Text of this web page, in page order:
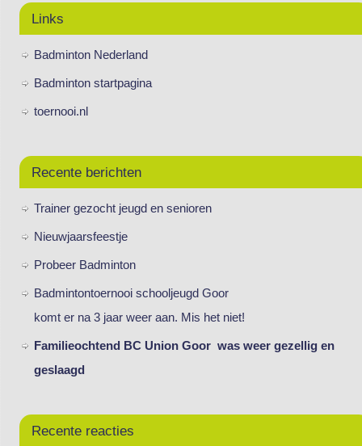
Links
Badminton Nederland
Badminton startpagina
toernooi.nl
Recente berichten
Trainer gezocht jeugd en senioren
Nieuwjaarsfeestje
Probeer Badminton
Badmintontoernooi schooljeugd Goor
komt er na 3 jaar weer aan. Mis het niet!
Familieochtend BC Union Goor was weer gezellig en
geslaagd
Recente reacties